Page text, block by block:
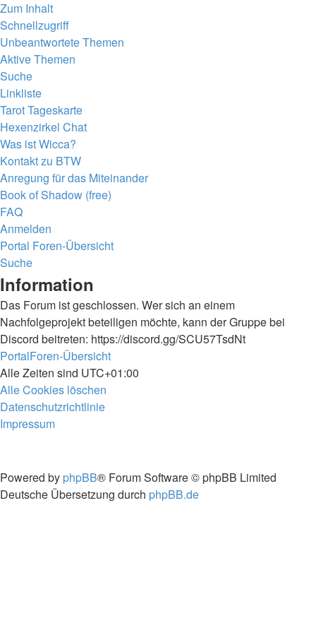
Zum Inhalt
Schnellzugriff
Unbeantwortete Themen
Aktive Themen
Suche
Linkliste
Tarot Tageskarte
Hexenzirkel Chat
Was ist Wicca?
Kontakt zu BTW
Anregung für das Miteinander
Book of Shadow (free)
FAQ
Anmelden
Portal Foren-Übersicht
Suche
Information
Das Forum ist geschlossen. Wer sich an einem
Nachfolgeprojekt beteiligen möchte, kann der Gruppe bei
Discord beitreten: https://discord.gg/SCU57TsdNt
PortalForen-Übersicht
Alle Zeiten sind UTC+01:00
Alle Cookies löschen
Datenschutzrichtlinie
Impressum
Powered by phpBB® Forum Software © phpBB Limited
Deutsche Übersetzung durch phpBB.de